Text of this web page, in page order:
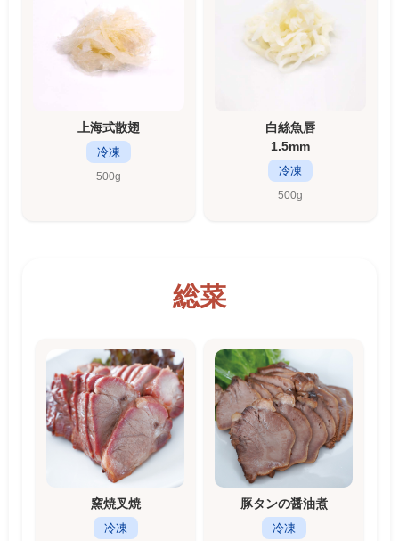
上海式散翅
冷凍
500g
白絲魚唇
1.5mm
冷凍
500g
総菜
窯焼叉焼
冷凍
豚タンの醤油煮
冷凍